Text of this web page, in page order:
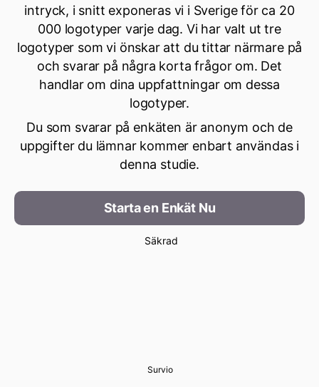
intryck, i snitt exponeras vi i Sverige för ca 20
000 logotyper varje dag. Vi har valt ut tre
logotyper som vi önskar att du tittar närmare på
och svarar på några korta frågor om. Det
handlar om dina uppfattningar om dessa
logotyper.
Du som svarar på enkäten är anonym och de
uppgifter du lämnar kommer enbart användas i
denna studie.
Starta en Enkät Nu
Säkrad
Survio